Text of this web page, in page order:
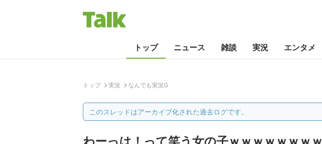
トップ ニュース 雑談 実況 エンタメ
トップ 実況 なんでも実況G
このスレッドはアーカイブ化された過去ログです。